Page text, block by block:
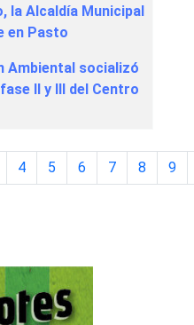
la Alcaldía Municipal
en Pasto
Ambiental socializó
II y III del Centro
Página 2 de 31
4 5 6 7 8 9